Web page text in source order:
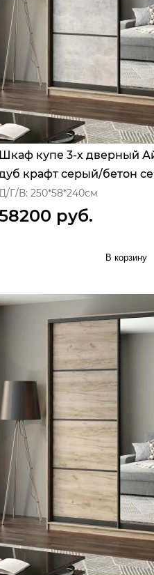
Шкаф купе 3-х дверный
крафт серый/бетон
Г/В: 250*58*240см
руб.
В корзину